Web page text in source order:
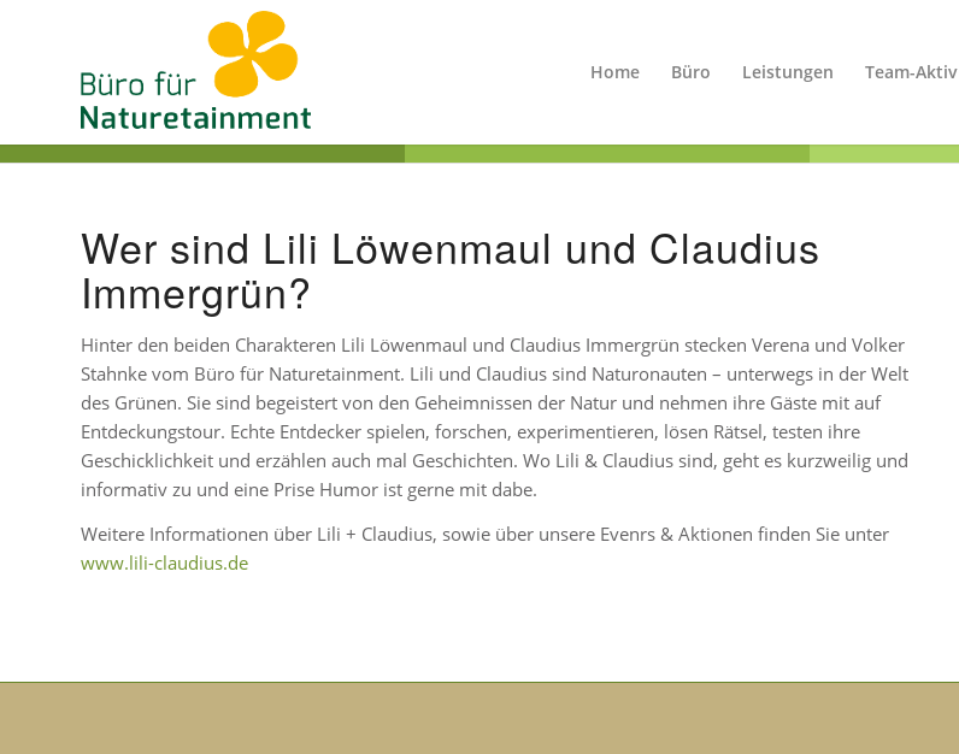
Home Büro Leistungen Team-Aktiv
Wer sind Lili Löwenmaul und Claudius
Immergrün?
Hinter den beiden Charakteren Lili Löwenmaul und Claudius Immergrün stecken Verena und Volker
Stahnke vom Büro für Naturetainment. Lili und Claudius sind Naturonauten – unterwegs in der Welt
des Grünen. Sie sind begeistert von den Geheimnissen der Natur und nehmen ihre Gäste mit auf
Entdeckungstour. Echte Entdecker spielen, forschen, experimentieren, lösen Rätsel, testen ihre
Geschicklichkeit und erzählen auch mal Geschichten. Wo Lili & Claudius sind, geht es kurzweilig und
informativ zu und eine Prise Humor ist gerne mit dabe.
Weitere Informationen über Lili + Claudius, sowie über unsere Evenrs & Aktionen finden Sie unter
www.lili-claudius.de